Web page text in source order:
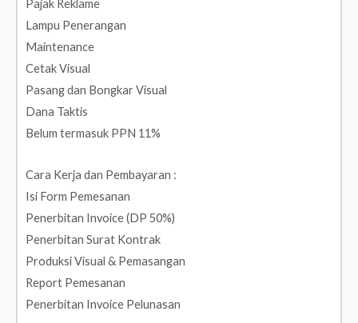
Pajak Reklame
Lampu Penerangan
Maintenance
Cetak Visual
Pasang dan Bongkar Visual
Dana Taktis
Belum termasuk PPN 11%
Cara Kerja dan Pembayaran :
Isi Form Pemesanan
Penerbitan Invoice (DP 50%)
Penerbitan Surat Kontrak
Produksi Visual & Pemasangan
Report Pemesanan
Penerbitan Invoice Pelunasan